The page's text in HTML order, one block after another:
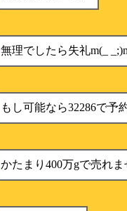
無理でしたら失礼m(_
もし可能なら32286で予
かたまり400万gで売れ